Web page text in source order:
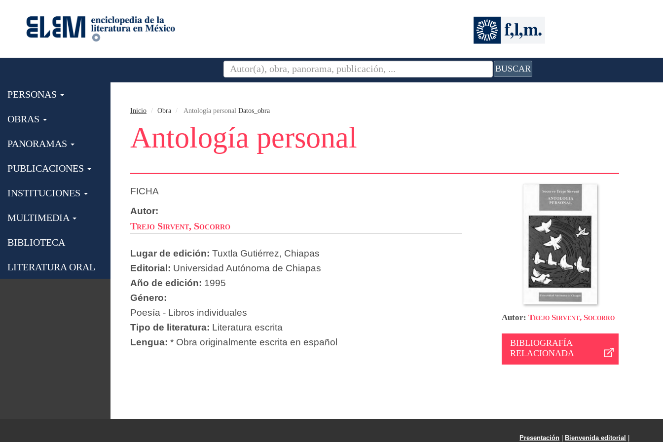
BUSCAR
PERSONAS
OBRAS
PANORAMAS
PUBLICACIONES
INSTITUCIONES
MULTIMEDIA
BIBLIOTECA
LITERATURA ORAL
Inicio Obra Antología personal Datos_obra
Antología personal
Autor: Trejo Sirvent, Socorro
BIBLIOGRAFÍA
RELACIONADA
FICHA
Autor:
Trejo Sirvent, Socorro
Lugar de edición: Tuxtla Gutiérrez, Chiapas
Editorial: Universidad Autónoma de Chiapas
Año de edición: 1995
Género:
Poesía - Libros individuales
Tipo de literatura: Literatura escrita
Lengua: * Obra originalmente escrita en español
Presentación |Bienvenida editorial |